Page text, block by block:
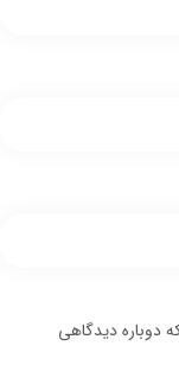
دوباره دیدگاهی